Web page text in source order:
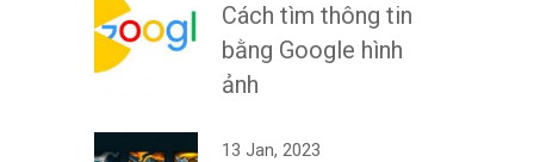
Cách tìm thông tin
bằng Google hình
ảnh
13 Jan, 2023